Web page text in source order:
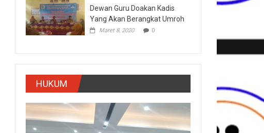
Dewan Guru Doakan Kadis
Yang Akan Berangkat Umroh
Maret 8, 2020 0
HUKUM